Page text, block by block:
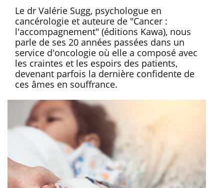
Le dr Valérie Sugg, psychologue en
cancérologie et auteure de "Cancer :
l'accompagnement" (éditions Kawa), nous
parle de ses 20 années passées dans un
service d'oncologie où elle a composé avec
les craintes et les espoirs des patients,
devenant parfois la dernière confidente de
ces âmes en souffrance.